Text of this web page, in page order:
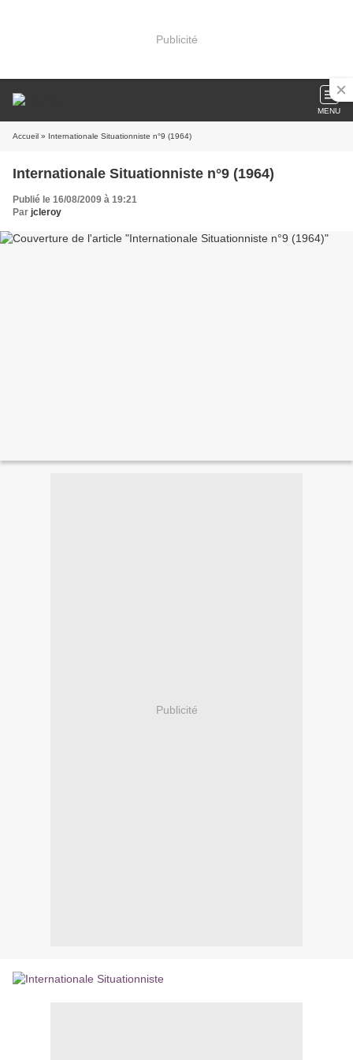
Publicité
MENU
Accueil » Internationale Situationniste n°9 (1964)
Internationale Situationniste n°9 (1964)
Publié le 16/08/2009 à 19:21
Par jcleroy
Publicité